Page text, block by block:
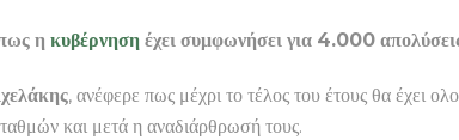
η κυβέρνηση έχει συμφωνήσει για 4.000
, ανέφερε πως μέχρι το τέλος του έτους θα
και μετά η αναδιάρθρωσή τους.